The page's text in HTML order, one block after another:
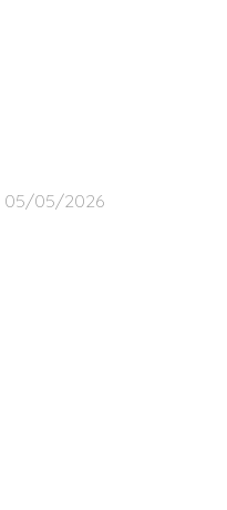
05/05/2026